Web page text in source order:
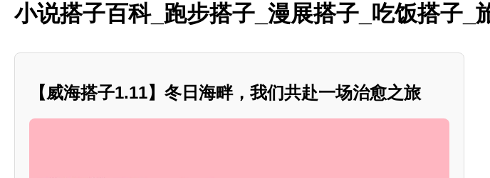
小说搭子百科_跑步搭子_漫展搭子_吃饭搭子_
【威海搭子1.11】冬日海畔，我们共赴一场治愈之旅